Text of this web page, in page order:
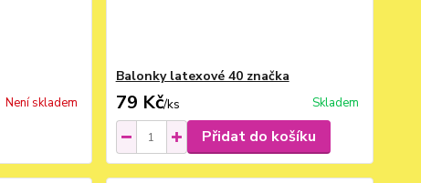
Není skladem
Balonky latexové 40 značka
79 Kč/ks Skladem
Přidat do košíku